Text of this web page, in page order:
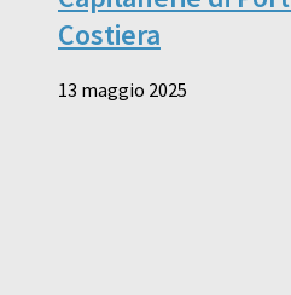
Costiera
13 maggio 2025